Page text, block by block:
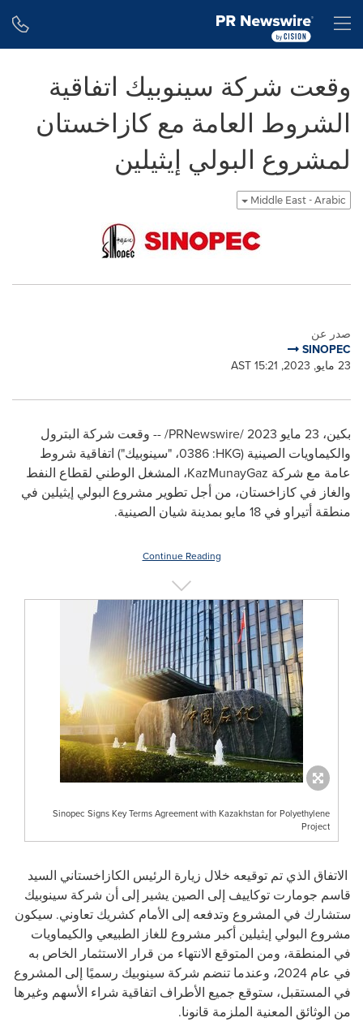
وقعت شركة سينوبيك اتفاقية
الشروط العامة مع كازاخستان
لمشروع البولي إيثيلين
Middle East - Arabic
صدر عن
SINOPEC
23 مايو, 2023, 15:21 AST
بكين، 23 مايو 2023 / PRNewswire/ -- وقعت شركة البترول
والكيماويات الصينية (HKG
: 0386، "سينوبيك") اتفاقية شروط
عامة مع شركة KazMunayGaz، المشغل الوطني لقطاع النفط
والغاز في كازاخستان، من أجل تطوير مشروع البولي إيثيلين في
منطقة أتيراو في 18 مايو بمدينة شيان الصينية.
Continue Reading
Sinopec Signs Key Terms Agreement with Kazakhstan for Polyethylene
Project
الاتفاق الذي تم توقيعه خلال زيارة الرئيس الكازاخستاني السيد
قاسم جومارت توكاييف إلى الصين يشير إلى أن شركة سينوبيك
ستشارك في المشروع وتدفعه إلى الأمام كشريك تعاوني. سيكون
مشروع البولي إيثيلين أكبر مشروع للغاز الطبيعي والكيماويات
في المنطقة، ومن المتوقع الانتهاء من قرار الاستثمار الخاص به
في عام 2024، وعندما تنضم شركة سينوبيك رسميًا إلى المشروع
في المستقبل، ستوقع جميع الأطراف اتفاقية شراء الأسهم وغيرها
من الوثائق المعنية الملزمة قانونا.